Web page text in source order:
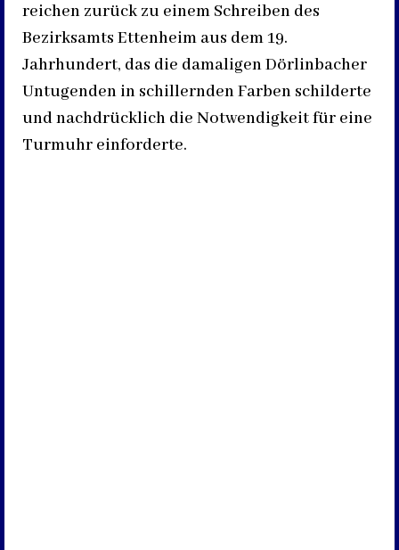
reichen zurück zu einem Schreiben des
Bezirksamts Ettenheim aus dem 19.
Jahrhundert, das die damaligen Dörlinbacher
Untugenden in schillernden Farben schilderte
und nachdrücklich die Notwendigkeit für eine
Turmuhr einforderte.